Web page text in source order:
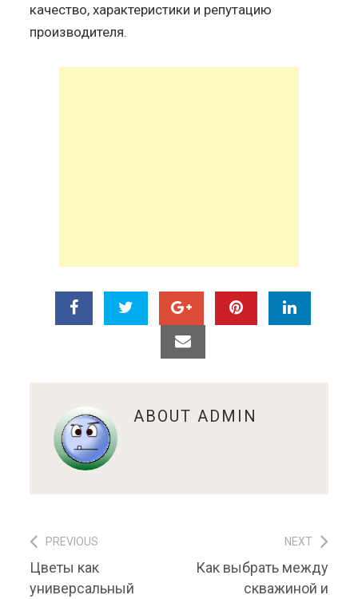
качество, характеристики и репутацию
производителя.
ABOUTADMIN
Навигация по записям
PREVIOUS
Previous post:
Цветы как
универсальный
NEXT
Next post:
Как выбрать между
скважиной и